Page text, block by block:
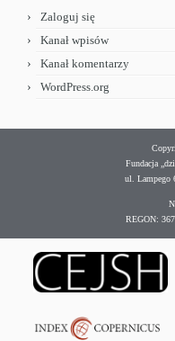
Zaloguj się
Kanał wpisów
Kanał komentarzy
WordPress.org
Fundacja
ul. Lampego
REGON: